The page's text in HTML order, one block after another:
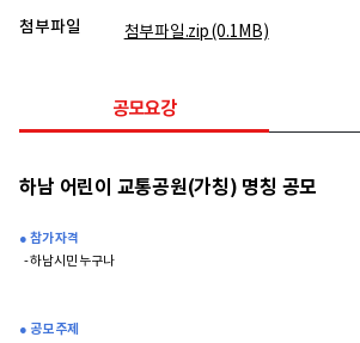
첨부파일 첨부파일.zip(0.1MB)
공모요강
하남 어린이 교통공원(가칭) 명칭 공모
● 참가 자격
- 하남시민 누구나
● 공모 주제